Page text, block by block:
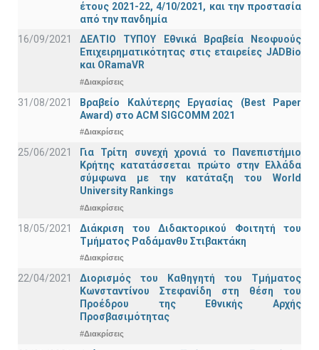
έτους 2021-22, 4/10/2021, και την προστασία
από την πανδημία
16/09/2021
ΔΕΛΤΙΟ ΤΥΠΟΥ Εθνικά Βραβεία Νεοφυούς
Επιχειρηματικότητας στις εταιρείες JADBio
και ORamaVR
#Διακρίσεις
31/08/2021
Βραβείο Καλύτερης Εργασίας (Best Paper
Award) στο ACM SIGCOMM 2021
#Διακρίσεις
25/06/2021
Για Τρίτη συνεχή χρονιά το Πανεπιστήμιο
Κρήτης κατατάσσεται πρώτο στην Ελλάδα
σύμφωνα με την κατάταξη του World
University Rankings
#Διακρίσεις
18/05/2021
Διάκριση του Διδακτορικού Φοιτητή του
Τμήματος Ραδάμανθυ Στιβακτάκη
#Διακρίσεις
22/04/2021
Διορισμός του Καθηγητή του Τμήματος
Κωνσταντίνου Στεφανίδη στη θέση του
Προέδρου της Εθνικής Αρχής
Προσβασιμότητας
#Διακρίσεις